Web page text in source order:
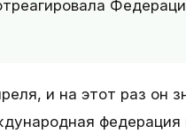
и на этот раз он
федерация